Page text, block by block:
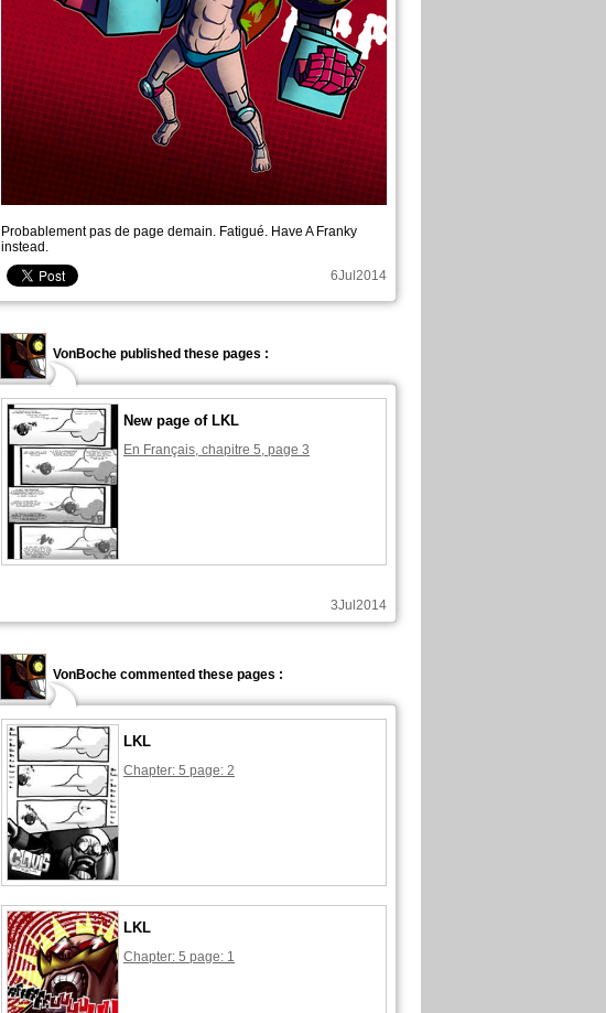
Probablement pas de page demain. Fatigué. Have A Franky
instead.
6Jul2014
VonBoche published these pages :
New page of LKL
En Français, chapitre 5, page 3
3Jul2014
VonBoche commented these pages :
LKL
Chapter: 5 page: 2
LKL
Chapter: 5 page: 1